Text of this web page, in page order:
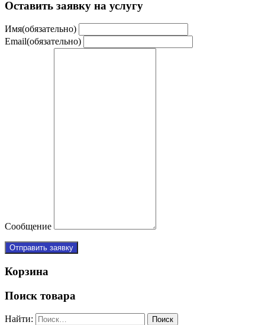
Оставить заявку на услугу
Имя(обязательно)
Email(обязательно)
Сообщение
Отправить заявку
Корзина
Поиск товара
Найти: